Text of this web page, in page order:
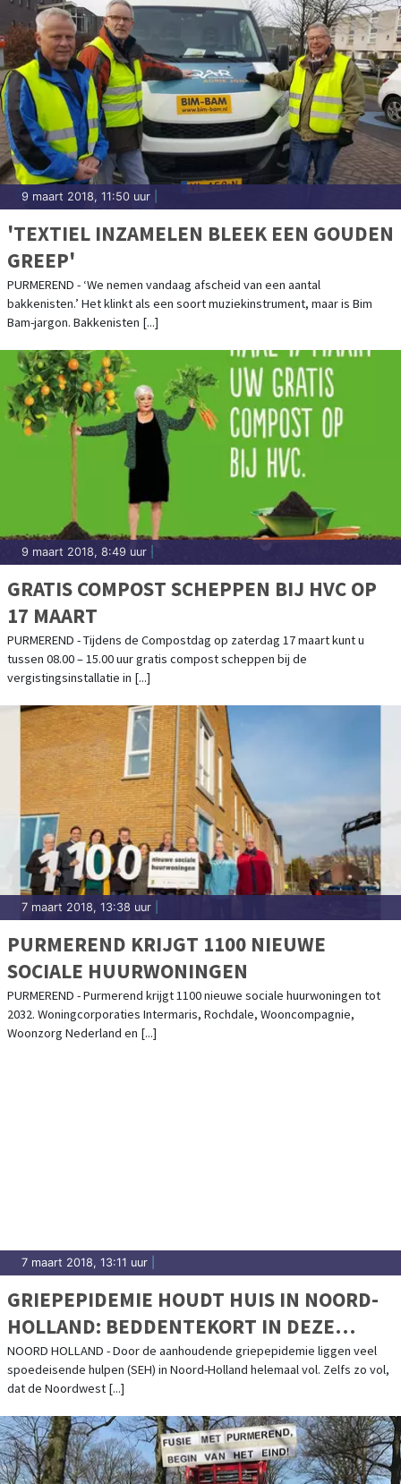
9 maart 2018, 11:50 uur
'TEXTIEL INZAMELEN BLEEK EEN GOUDEN
GREEP'
PURMEREND - ‘We nemen vandaag afscheid van een aantal
bakkenisten.’ Het klinkt als een soort muziekinstrument, maar is Bim
Bam-jargon. Bakkenisten [...]
9 maart 2018, 8:49 uur
GRATIS COMPOST SCHEPPEN BIJ HVC OP
17 MAART
PURMEREND - Tijdens de Compostdag op zaterdag 17 maart kunt u
tussen 08.00 – 15.00 uur gratis compost scheppen bij de
vergistingsinstallatie in [...]
7 maart 2018, 13:38 uur
PURMEREND KRIJGT 1100 NIEUWE
SOCIALE HUURWONINGEN
PURMEREND - Purmerend krijgt 1100 nieuwe sociale huurwoningen tot
2032. Woningcorporaties Intermaris, Rochdale, Wooncompagnie,
Woonzorg Nederland en [...]
7 maart 2018, 13:11 uur
GRIEPEPIDEMIE HOUDT HUIS IN NOORD-
HOLLAND: BEDDENTEKORT IN DEZE
ZIEKENHUIZEN
NOORD HOLLAND - Door de aanhoudende griepepidemie liggen veel
spoedeisende hulpen (SEH) in Noord-Holland helemaal vol. Zelfs zo vol,
dat de Noordwest [...]